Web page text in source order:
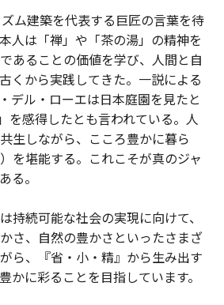
ム建築を代表する巨匠の言葉を待
人は「禅」や「茶の湯」の精神を
あることの価値を学び、人間と自
くから実践してきた。一説による
デル・ローエは日本庭園を見たと
を感得したとも言われている。人
生しながら、こころ豊かに暮ら
を堪能する。これこそが真のジャ
る。
持続可能な社会の実現に向けて、
さ、自然の豊かさといったさまざ
ら、『省・小・精』から生み出す
かに彩ることを目指しています。